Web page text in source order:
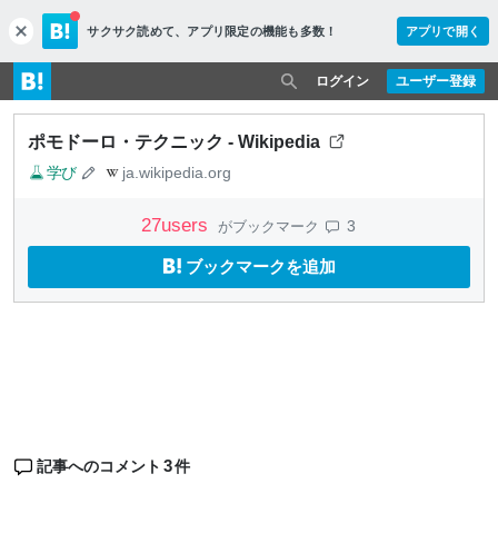
c
l
o
s
e
サクサク読めて、 アプリ限定の機能も多数！ アプリで開く
ユーザー登録
ログイン
ポモドーロ・テクニック - Wikipedia
学び ja.wikipedia.org
27users がブックマーク 3
ブックマークを追加
記事へのコメント 3件